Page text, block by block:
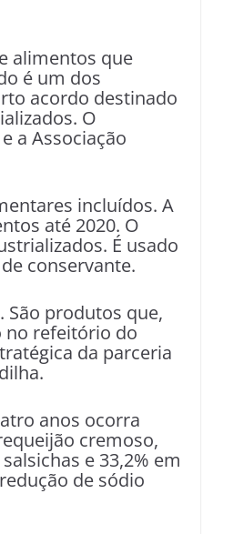
alimentos que
é um dos
acordo destinado
O
a Associação
incluídos. A
até 2020. O
É usado
conservante.
São produtos que,
no refeitório do
da parceria
anos ocorra
cremoso,
e 33,2% em
de sódio